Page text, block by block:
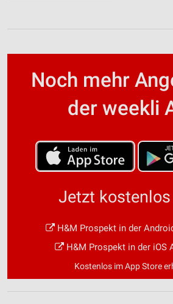
Noch mehr
der weekli
Jetzt kostenlos
H&M Prospekt in der
H&M Prospekt in der iOS
Kostenlos im App Store